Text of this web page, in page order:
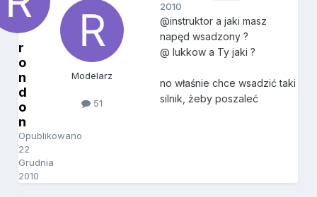
r
o
n
d
o
n
Opublikowano
22
Grudnia
2010
Modelarz
51
2010
@instruktor a jaki masz
napęd wsadzony ?
@ lukkow a Ty jaki ?
no właśnie chce wsadzić taki
silnik, żeby poszaleć